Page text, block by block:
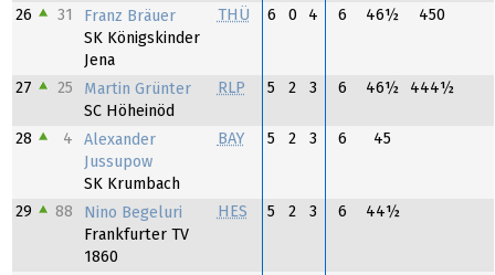
26 31
Franz Bräuer
SK Königskinder
Jena
THÜ 6 0 4 6 46½ 450
27 25
Martin Grünter
SC Höheinöd
RLP 5 2 3 6 46½ 444½
28 4
Alexander
Jussupow
SK Krumbach
BAY 5 2 3 6 45
29 88
Nino Begeluri
Frankfurter TV
1860
HES 5 2 3 6 44½